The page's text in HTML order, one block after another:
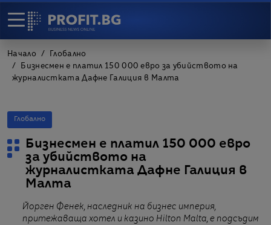
Начало
Глобално
Бизнесмен е платил 150 000 евро за убийството на
журналистката Дафне Галиция в Малта
Глобално
Бизнесмен е платил 150 000 евро
за убийството на
журналистката Дафне Галиция в
Малта
Йорген Фенек, наследник на бизнес империя,
притежаваща хотел и казино Hilton Malta, е подсъдим